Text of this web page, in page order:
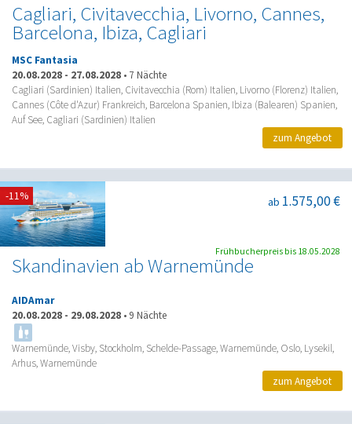
Cagliari, Civitavecchia, Livorno, Cannes,
Barcelona, Ibiza, Cagliari
MSC Fantasia
20.08.2028 - 27.08.2028 • 7 Nächte
Cagliari (Sardinien) Italien, Civitavecchia (Rom) Italien, Livorno (Florenz) Italien,
Cannes (Côte d'Azur) Frankreich, Barcelona Spanien, Ibiza (Balearen) Spanien,
Auf See, Cagliari (Sardinien) Italien
zum Angebot
Skandinavien ab Warnemünde
ab 1.575,00 €
AIDAmar
20.08.2028 - 29.08.2028 • 9 Nächte
Warnemünde, Visby, Stockholm, Schelde-Passage, Warnemünde, Oslo, Lysekil,
Arhus, Warnemünde
-11%
Frühbucherpreis bis 18.05.2028
zum Angebot